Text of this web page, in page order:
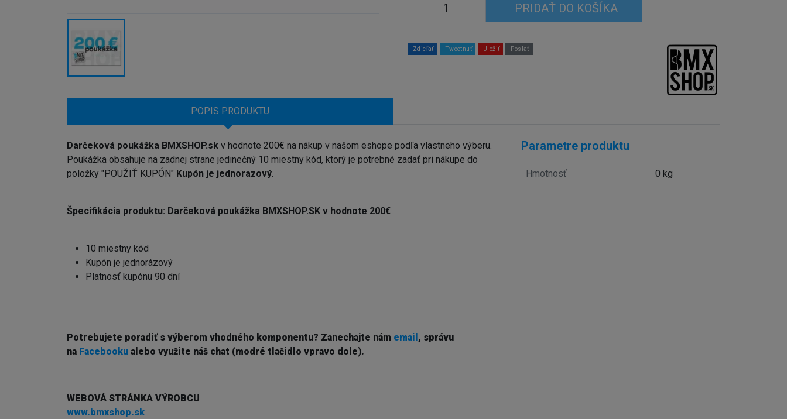
PRIDAŤ DO KOŠÍKA
Zdieľať Tweetnuť Uložiť Poslať
POPIS PRODUKTU
Darčeková poukážka BMXSHOP.sk v hodnote 200€ na nákup v našom eshope podľa vlastneho výberu.
Poukážka obsahuje na zadnej strane jedinečný 10 miestny kód, ktorý je potrebné zadať pri nákupe do
položky "POUŽIŤ KUPÓN" Kupón je jednorazový.
Špecifikácia produktu: Darčeková poukážka BMXSHOP.SK v hodnote 200€
10 miestny kód
Kupón je jednorázový
Platnosť kupónu 90 dní
Potrebujete poradiť s výberom vhodného komponentu? Zanechajte nám email , správu
na Facebooku alebo využite náš chat (modré tlačidlo vpravo dole).
WEBOVÁ STRÁNKA VÝROBCU
www.bmxshop.sk
Parametre produktu
Hmotnosť 0 kg